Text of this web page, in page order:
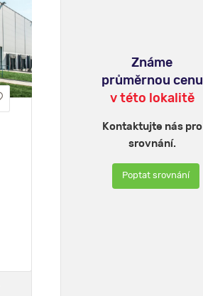
Známe
průměrnou cenu
v této lokalitě
Kontaktujte nás pro
srovnání.
Poptat srovnání